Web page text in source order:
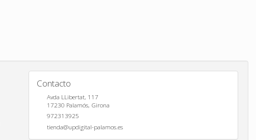
Contacto
Avda LLibertat, 117
17230 Palamós, Girona
972313925
tienda@updigital-palamos.es